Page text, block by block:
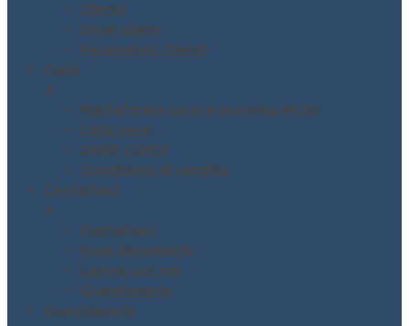
Clienti
Dove siamo
Recensioni Clienti
Corsi
▼
Piattaforma corsi e-learning MODI
Lista corsi
SHOP CORSI
Condizioni di vendita
Contattaci
▼
Contattaci
Invio documenti
Lavora con noi
Questionario
Questionario